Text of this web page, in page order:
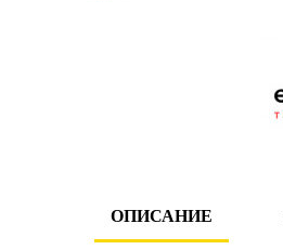
ОПИСАНИЕ